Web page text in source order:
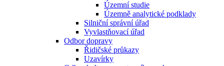
Územní studie
Územně analytické podklady
Silniční správní úřad
Vyvlastňovací úřad
Odbor dopravy
Řidičské průkazy
Uzavírky